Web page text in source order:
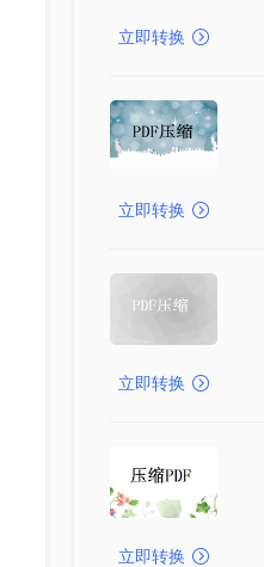
立即转换
立即转换
立即转换
立即转换